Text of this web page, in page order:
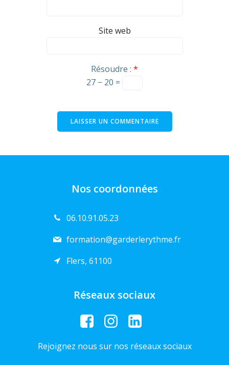
Site web
Résoudre : *
27 − 20 =
Nos coordonnées
06.10.91.05.23
formation@garderlerythme.fr
Flers, 61100
Réseaux sociaux
Rejoignez nous sur nos réseaux sociaux